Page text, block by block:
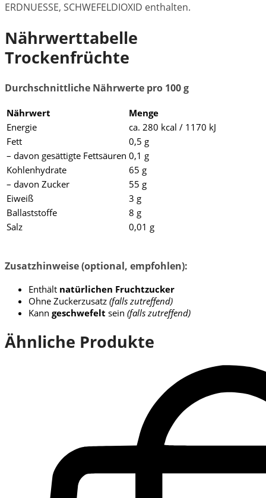
ERDNUESSE, SCHWEFELDIOXID enthalten.
Nährwerttabelle
Trockenfrüchte
Durchschnittliche Nährwerte pro 100 g
Nährwert
Menge
Energie
ca. 280 kcal / 1170 kJ
Fett
0,5 g
– davon gesättigte Fettsäuren 0,1 g
Kohlenhydrate
65 g
– davon Zucker
55 g
Eiweiß
3 g
Ballaststoffe
8 g
Salz
0,01 g
Zusatzhinweise (optional, empfohlen):
Enthält natürlichen Fruchtzucker
Ohne Zuckerzusatz (falls zutreffend)
Kann geschwefelt sein (falls zutreffend)
Ähnliche Produkte